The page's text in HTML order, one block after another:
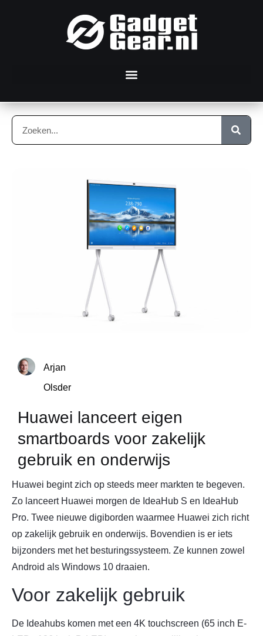
Arjan
Olsder
Huawei lanceert eigen
smartboards voor zakelijk
gebruik en onderwijs
Huawei begint zich op steeds meer markten te begeven.
Zo lanceert Huawei morgen de IdeaHub S en IdeaHub
Pro. Twee nieuwe digiborden waarmee Huawei zich richt
op zakelijk gebruik en onderwijs. Bovendien is er iets
bijzonders met het besturingssysteem. Ze kunnen zowel
Android als Windows 10 draaien.
Voor zakelijk gebruik
De Ideahubs komen met een 4K touchscreen (65 inch E-